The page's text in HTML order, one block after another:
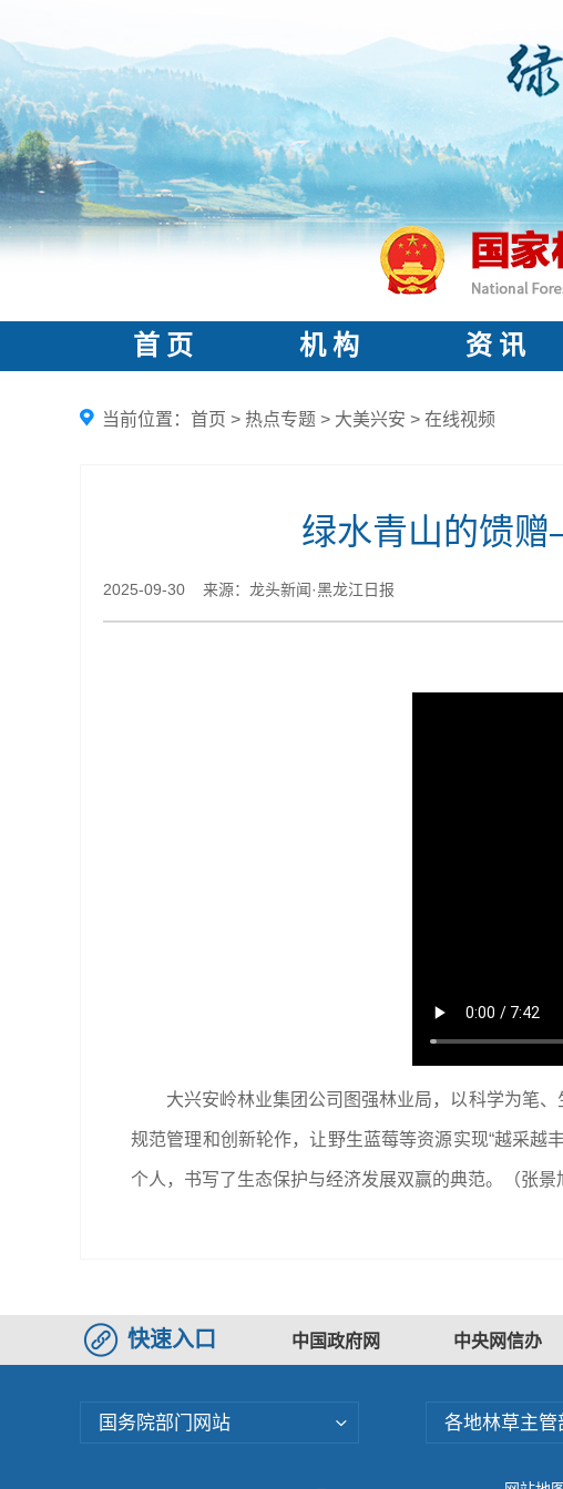
首 页 机 构 资 讯
当前位置： 首页 > 热点专题 > 大美兴安 > 在线视频
绿水青山的馈
2025-09-30 来源：龙头新闻·黑龙江日报
大兴安岭林业集团公司图强林业局，以科学为笔
规范管理和创新轮作，让野生蓝莓等资源实现“越采越
个人，书写了生态保护与经济发展双赢的典范。（张景
快速入口 中国政府网 中央网信办
国务院部门网站 各地林草主管